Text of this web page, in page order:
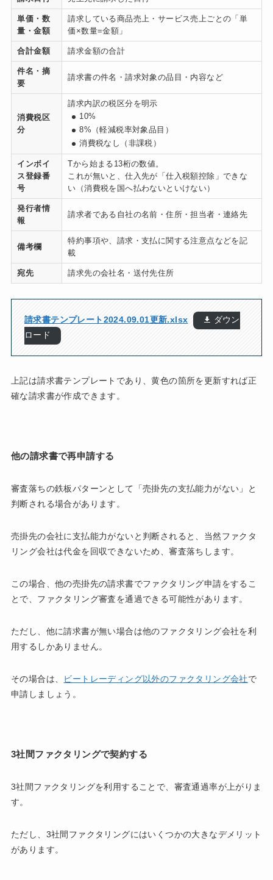
単価・数
量・金額
請求している商品売上・サービス売上ごとの「単
価×数量=金額」
合計金額 請求金額の合計
件名・摘
要
請求書の件名・請求対象の品目・内容など
消費税区
分
請求内訳の税区分を明示
10%
8%（軽減税率対象品目）
消費税なし（非課税）
インボイ
ス登録番
号
Tから始まる13桁の数値。
これが無いと、仕入先が「仕入税額控除」できな
い（消費税を国へ払わないといけない）
発行者情
報
請求者である自社の名前・住所・担当者・連絡先
備考欄
特約事項や、請求・支払に関する注意点などを記
載
宛先 請求先の会社名・送付先住所
請求書テンプレート2024.09.01更新.xlsx
ダウン
ロード
上記は請求書テンプレートであり、黄色の箇所を更新すれば正
確な請求書が作成できます。
他の請求書で再申請する
審査落ちの鉄板パターンとして「売掛先の支払能力がない」と
判断される場合があります。
売掛先の会社に支払能力がないと判断されると、当然ファクタ
リング会社は代金を回収できないため、審査落ちします。
この場合、他の売掛先の請求書でファクタリング申請をするこ
とで、ファクタリング審査を通過できる可能性があります。
ただし、他に請求書が無い場合は他のファクタリング会社を利
用するしかありません。
その場合は、 ビートレーディング以外のファクタリング会社で
申請しましょう。
3社間ファクタリングで契約する
3社間ファクタリングを利用することで、審査通過率が上がりま
す。
ただし、3社間ファクタリングにはいくつかの大きなデメリット
があります。